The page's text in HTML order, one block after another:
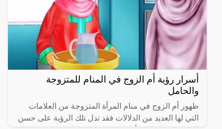
أسرار رؤية أم الزوج في المنام للمتزوجة
والحامل
ظهور أم الزوج في منام المرأة المتزوجة من العلامات
التي لها العديد من الدلالات فقد تدل تلك الرؤية على حسن